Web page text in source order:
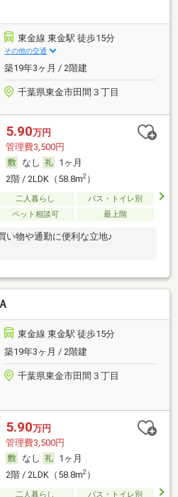
東金線 東金駅 徒歩15分
その他の交通
築19年3ヶ月 / 2階建
千葉県東金市田間３丁目
5.90万円
管理費3,500円
なし
1ヶ月
2階 / 2LDK（58.8m2）
二人暮らし
バス・トイレ別
ペット相談可 最上階
い物や通勤に便利な立地♪
東金線 東金駅 徒歩15分
築19年3ヶ月 / 2階建
千葉県東金市田間３丁目
5.90万円
管理費3,500円
なし
1ヶ月
2階 / 2LDK（58.8m2）
二人暮らし バス・トイレ別